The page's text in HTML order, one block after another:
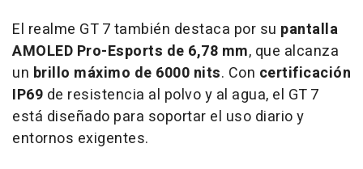
El realme GT 7 también destaca por su pantalla
AMOLED Pro-Esports de 6,78 mm, que alcanza
un brillo máximo de 6000 nits. Con certificación
IP69 de resistencia al polvo y al agua, el GT 7
está diseñado para soportar el uso diario y
entornos exigentes.